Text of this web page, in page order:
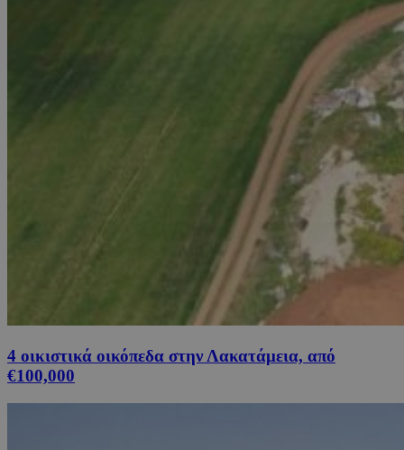
4 οικιστικά οικόπεδα στην Λακατάμεια, από
€100,000